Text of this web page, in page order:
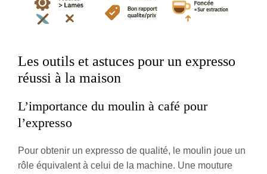
Les outils et astuces pour un expresso
réussi à la maison
L’importance du moulin à café pour
l’expresso
Pour obtenir un expresso de qualité, le moulin joue un
rôle équivalent à celui de la machine. Une mouture